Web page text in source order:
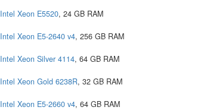
Intel Xeon E5520, 24 GB RAM
Intel Xeon E5-2640 v4, 256 GB RAM
Intel Xeon Silver 4114, 64 GB RAM
Intel Xeon Gold 6238R, 32 GB RAM
Intel Xeon E5-2660 v4, 64 GB RAM